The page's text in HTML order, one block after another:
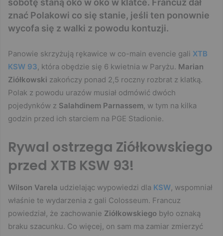
sobotę staną oko w oko w klatce. Francuz dał
znać Polakowi co się stanie, jeśli ten ponownie
wycofa się z walki z powodu kontuzji.
Panowie skrzyżują rękawice w co-main evencie gali XTB
KSW 93, która obędzie się 6 kwietnia w Paryżu. Marian
Ziółkowski zakończy ponad 2,5 roczny rozbrat z klatką.
Polak z powodu urazów musiał odmówić dwóch
pojedynków z Salahdinem Parnassem, w tym na kilka
godzin przed ich starciem na PGE Stadionie.
Rywal ostrzega Ziółkowskiego
przed XTB KSW 93!
Wilson Varela udzielając wypowiedzi dla KSW, wspomniał
właśnie te wydarzenia z gali Colosseum. Francuz
powiedział, że zachowanie Ziółkowskiego było oznaką
braku szacunku. Co więcej, on sam ma zamiar zmierzyć